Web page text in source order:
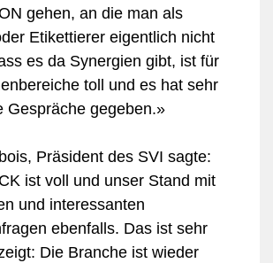
gehen, an die man als
Etikettierer eigentlich nicht
es da Synergien gibt, ist für
toll und es hat sehr
Gespräche gegeben.»
Präsident des SVI sagte:
ist voll und unser Stand mit
und interessanten
ebenfalls. Das ist sehr
Die Branche ist wieder